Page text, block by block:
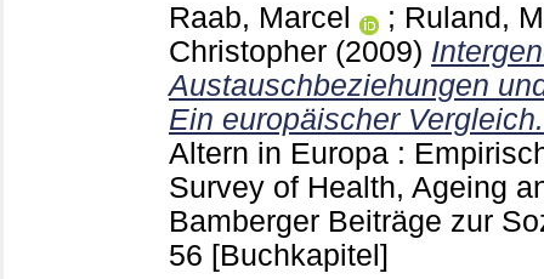
Raab, Marcel
; Ruland,
Christopher (2009)
Austauschbeziehungen
Ein europäischer Vergleich.
Altern in Europa :
Survey of Health, Ageing
Bamberger Beiträge zur
56 [Buchkapitel]